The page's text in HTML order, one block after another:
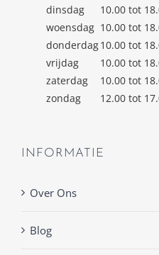
dinsdag
10.00 tot
woensdag 10.00 tot
donderdag10.00 tot
vrijdag
10.00 tot
zaterdag
10.00 tot
zondag
12.00 tot
INFORMATIE
Over Ons
Blog